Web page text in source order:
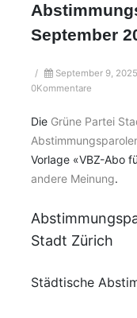
September
/ September 9, 2025
0Kommentare
Die Grüne Partei
Vorlage «VBZ-Abo
andere Meinung.
Stadt Zürich
Städtische